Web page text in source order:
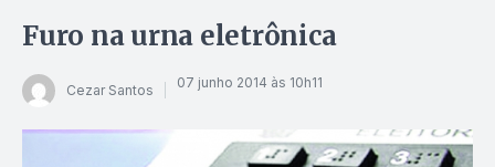
Furo na urna eletrônica
Cezar Santos 07 junho 2014 às 10h11